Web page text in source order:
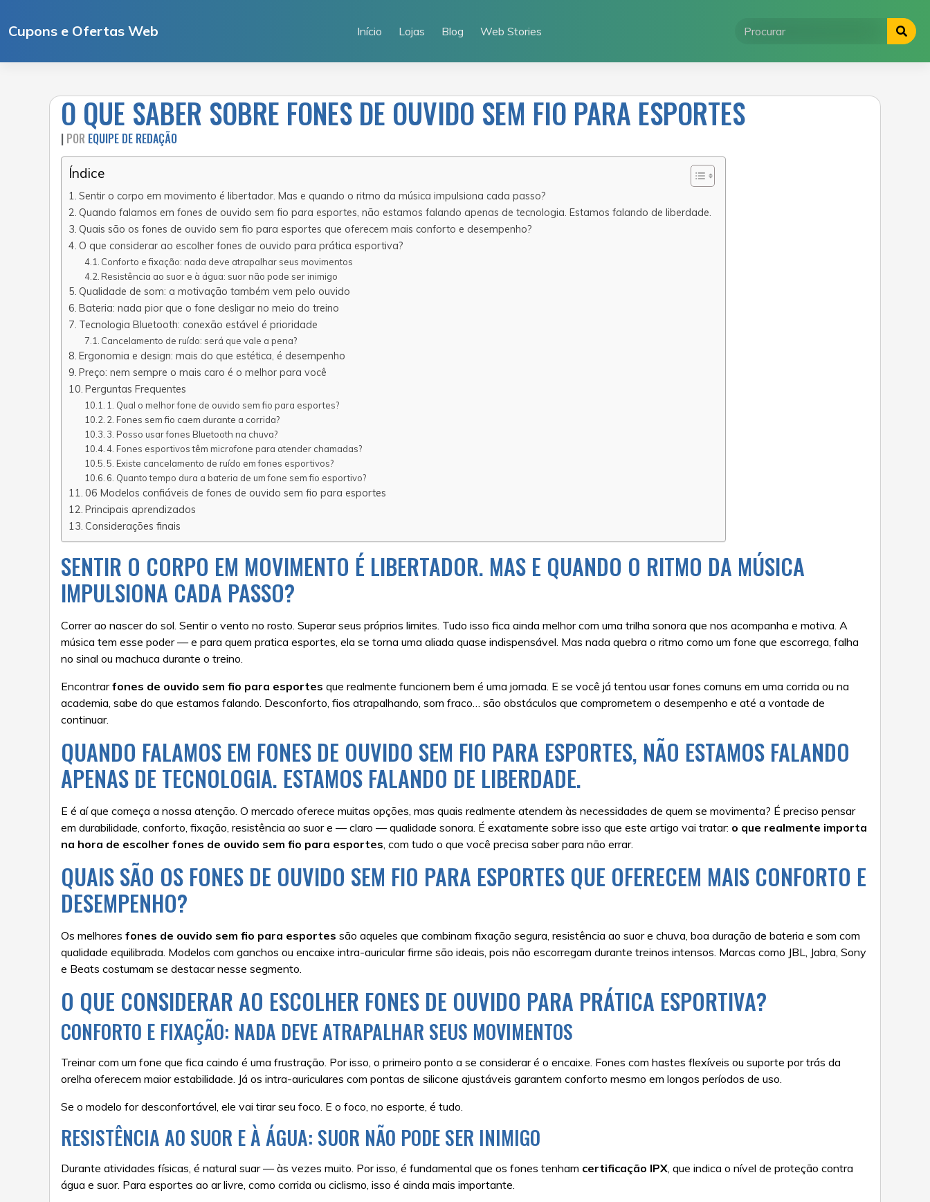
paraCupons e Ofertas Web Início Lojas Blog Web Stories
O QUE SABER SOBRE FONES DE OUVIDO SEM FIO PARA ESPORTES
| POR EQUIPE DE REDAÇÃO
Índice
Sentir o corpo em movimento é libertador. Mas e quando o ritmo da música impulsiona cada passo?
Quando falamos em fones de ouvido sem fio para esportes, não estamos falando apenas de tecnologia. Estamos falando de liberdade.
Quais são os fones de ouvido sem fio para esportes que oferecem mais conforto e desempenho?
O que considerar ao escolher fones de ouvido para prática esportiva?
Conforto e fixação: nada deve atrapalhar seus movimentos
Resistência ao suor e à água: suor não pode ser inimigo
Qualidade de som: a motivação também vem pelo ouvido
Bateria: nada pior que o fone desligar no meio do treino
Tecnologia Bluetooth: conexão estável é prioridade
Cancelamento de ruído: será que vale a pena?
Ergonomia e design: mais do que estética, é desempenho
Preço: nem sempre o mais caro é o melhor para você
Perguntas Frequentes
1. Qual o melhor fone de ouvido sem fio para esportes?
2. Fones sem fio caem durante a corrida?
3. Posso usar fones Bluetooth na chuva?
4. Fones esportivos têm microfone para atender chamadas?
5. Existe cancelamento de ruído em fones esportivos?
6. Quanto tempo dura a bateria de um fone sem fio esportivo?
06 Modelos confiáveis de fones de ouvido sem fio para esportes
Principais aprendizados
Considerações finais
SENTIR O CORPO EM MOVIMENTO É LIBERTADOR. MAS E QUANDO O RITMO DA MÚSICA
IMPULSIONA CADA PASSO?
Correr ao nascer do sol. Sentir o vento no rosto. Superar seus próprios limites. Tudo isso fica ainda melhor com uma trilha sonora que nos acompanha e motiva. A
música tem esse poder — e para quem pratica esportes, ela se torna uma aliada quase indispensável. Mas nada quebra o ritmo como um fone que escorrega, falha
no sinal ou machuca durante o treino.
Encontrarfones de ouvido sem fio para esportes que realmente funcionem bem é uma jornada. E se você já tentou usar fones comuns em uma corrida ou na
academia, sabe do que estamos falando. Desconforto, fios atrapalhando, som fraco… são obstáculos que comprometem o desempenho e até a vontade de
continuar.
QUANDO FALAMOS EM FONES DE OUVIDO SEM FIO PARA ESPORTES, NÃO ESTAMOS FALANDO
APENAS DE TECNOLOGIA. ESTAMOS FALANDO DE LIBERDADE.
E é aí que começa a nossa atenção. O mercado oferece muitas opções, mas quais realmente atendem às necessidades de quem se movimenta? É preciso pensar
em durabilidade, conforto, fixação, resistência ao suor e — claro — qualidade sonora. É exatamente sobre isso que este artigo vai tratar: o que realmente importa
na hora de escolher fones de ouvido sem fio para esportes, com tudo o que você precisa saber para não errar.
QUAIS SÃO OS FONES DE OUVIDO SEM FIO PARA ESPORTES QUE OFERECEM MAIS CONFORTO E
DESEMPENHO?
Os melhores fones de ouvido sem fio para esportes são aqueles que combinam fixação segura, resistência ao suor e chuva, boa duração de bateria e som com
qualidade equilibrada. Modelos com ganchos ou encaixe intra-auricular firme são ideais, pois não escorregam durante treinos intensos. Marcas como JBL, Jabra, Sony
e Beats costumam se destacar nesse segmento.
O QUE CONSIDERAR AO ESCOLHER FONES DE OUVIDO PARA PRÁTICA ESPORTIVA?
CONFORTO E FIXAÇÃO: NADA DEVE ATRAPALHAR SEUS MOVIMENTOS
Treinar com um fone que fica caindo é uma frustração. Por isso, o primeiro ponto a se considerar é o encaixe. Fones com hastes flexíveis ou suporte por trás da
orelha oferecem maior estabilidade. Já os intra-auriculares com pontas de silicone ajustáveis garantem conforto mesmo em longos períodos de uso.
Se o modelo for desconfortável, ele vai tirar seu foco. E o foco, no esporte, é tudo.
RESISTÊNCIA AO SUOR E À ÁGUA: SUOR NÃO PODE SER INIMIGO
Durante atividades físicas, é natural suar — às vezes muito. Por isso, é fundamental que os fones tenham certificação IPX, que indica o nível de proteção contra
água e suor. Para esportes ao ar livre, como corrida ou ciclismo, isso é ainda mais importante.